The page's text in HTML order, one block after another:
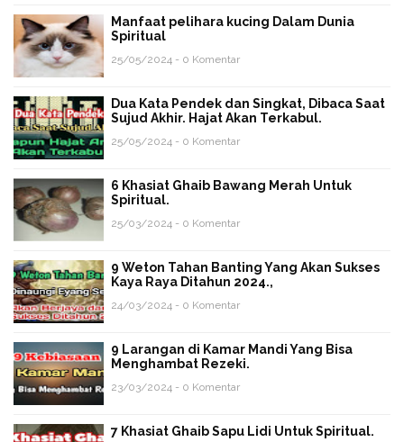
Manfaat pelihara kucing Dalam Dunia
Spiritual
25/05/2024 - 0 Komentar
Dua Kata Pendek dan Singkat, Dibaca Saat
Sujud Akhir. Hajat Akan Terkabul.
25/05/2024 - 0 Komentar
6 Khasiat Ghaib Bawang Merah Untuk
Spiritual.
25/03/2024 - 0 Komentar
9 Weton Tahan Banting Yang Akan Sukses
Kaya Raya Ditahun 2024.,
24/03/2024 - 0 Komentar
9 Larangan di Kamar Mandi Yang Bisa
Menghambat Rezeki.
23/03/2024 - 0 Komentar
7 Khasiat Ghaib Sapu Lidi Untuk Spiritual.